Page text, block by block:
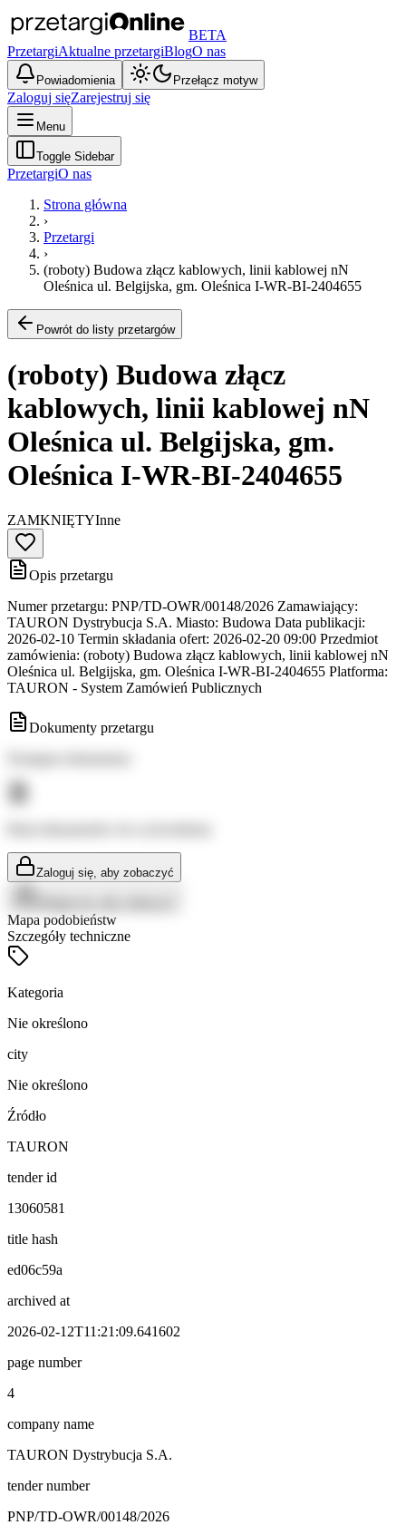
BETA
PrzetargiAktualne przetargiBlogO nas
Powiadomienia Przełącz motyw
Zaloguj sięZarejestruj się
Menu
Toggle Sidebar
PrzetargiO nas
Strona główna
›
Przetargi
›
(roboty) Budowa złącz kablowych, linii kablowej nN
Oleśnica ul. Belgijska, gm. Oleśnica I-WR-BI-2404655
Powrót do listy przetargów
(roboty) Budowa złącz
kablowych, linii kablowej nN
Oleśnica ul. Belgijska, gm.
Oleśnica I-WR-BI-2404655
ZAMKNIĘTYInne
Opis przetargu
Numer przetargu: PNP/TD-OWR/00148/2026 Zamawiający:
TAURON Dystrybucja S.A. Miasto: Budowa Data publikacji:
2026-02-10 Termin składania ofert: 2026-02-20 09:00 Przedmiot
zamówienia: (roboty) Budowa złącz kablowych, linii kablowej nN
Oleśnica ul. Belgijska, gm. Oleśnica I-WR-BI-2404655 Platforma:
TAURON - System Zamówień Publicznych
Dokumenty przetargu
Zaloguj się, aby zobaczyć
Mapa podobieństw
Szczegóły techniczne
Kategoria
Nie określono
city
Nie określono
Źródło
TAURON
tender id
13060581
title hash
ed06c59a
archived at
2026-02-12T11:21:09.641602
page number
4
company name
TAURON Dystrybucja S.A.
tender number
PNP/TD-OWR/00148/2026